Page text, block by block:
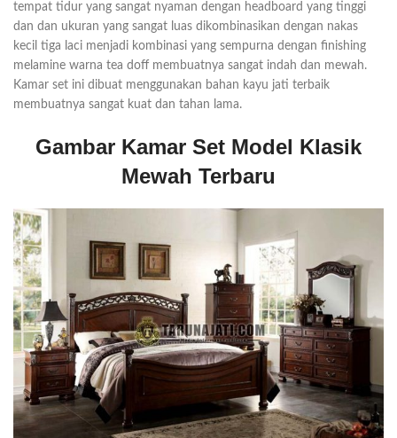
tempat tidur yang sangat nyaman dengan headboard yang tinggi
dan dan ukuran yang sangat luas dikombinasikan dengan nakas
kecil tiga laci menjadi kombinasi yang sempurna dengan finishing
melamine warna tea doff membuatnya sangat indah dan mewah.
Kamar set ini dibuat menggunakan bahan kayu jati terbaik
membuatnya sangat kuat dan tahan lama.
Gambar Kamar Set Model Klasik
Mewah Terbaru